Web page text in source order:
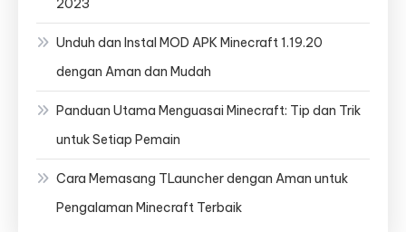
2023
Unduh dan Instal MOD APK Minecraft 1.19.20
dengan Aman dan Mudah
Panduan Utama Menguasai Minecraft: Tip dan Trik
untuk Setiap Pemain
Cara Memasang TLauncher dengan Aman untuk
Pengalaman Minecraft Terbaik